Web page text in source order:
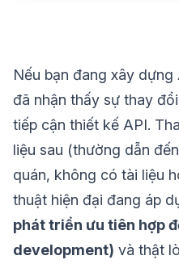
Nếu bạn đang xây
đã nhận thấy sự thay
tiếp cận thiết kế API.
liệu sau (thường dẫn
quán, không có tài liệu
thuật hiện đại đang áp
phát triển ưu tiên hợp
development) và thật